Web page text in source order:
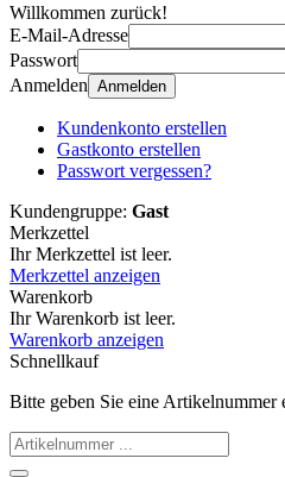
Willkommen zurück!
E-Mail-Adresse
Passwort
Anmelden Anmelden
Kundenkonto erstellen
Gastkonto erstellen
Passwort vergessen?
Kundengruppe: Gast
Merkzettel
Ihr Merkzettel ist leer.
Merkzettel anzeigen
Warenkorb
Ihr Warenkorb ist leer.
Warenkorb anzeigen
Schnellkauf
Bitte geben Sie eine Artikelnummer